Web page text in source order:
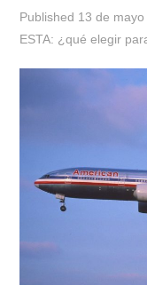
Published 13 de
ESTA: ¿qué elegir